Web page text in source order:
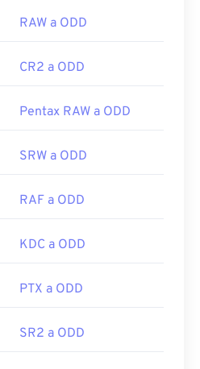
RAW a ODD
CR2 a ODD
Pentax RAW a ODD
SRW a ODD
RAF a ODD
KDC a ODD
PTX a ODD
SR2 a ODD